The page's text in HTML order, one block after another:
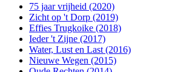
75 jaar vrijheid (2020)
Zicht op 't Dorp (2019)
Effies Trugkoike (2018)
Ieder 't Zijne (2017)
Water, Lust en Last (2016)
Nieuwe Wegen (2015)